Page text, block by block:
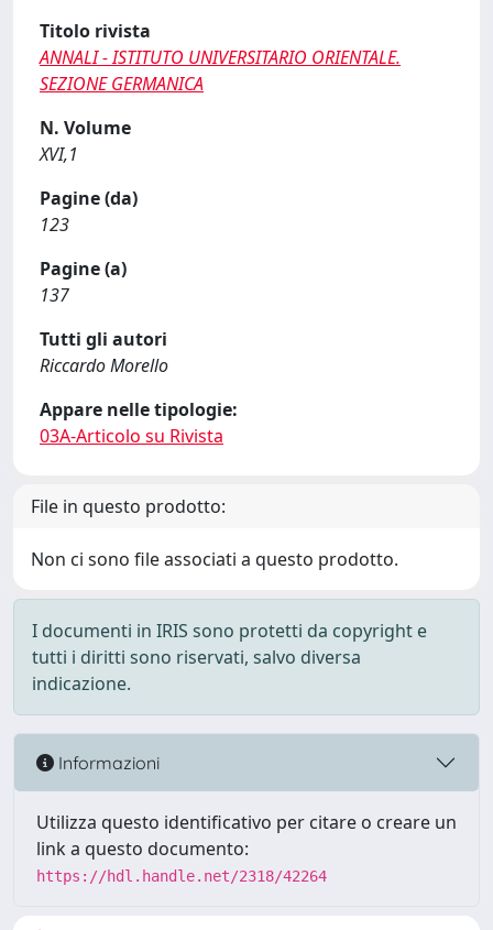
Titolo rivista
ANNALI - ISTITUTO UNIVERSITARIO ORIENTALE.
SEZIONE GERMANICA
N. Volume
XVI,1
Pagine (da)
123
Pagine (a)
137
Tutti gli autori
Riccardo Morello
Appare nelle tipologie:
03A-Articolo su Rivista
File in questo prodotto:
Non ci sono file associati a questo prodotto.
I documenti in IRIS sono protetti da copyright e
tutti i diritti sono riservati, salvo diversa
indicazione.
Informazioni
Utilizza questo identificativo per citare o creare un
link a questo documento:
https://hdl.handle.net/2318/42264